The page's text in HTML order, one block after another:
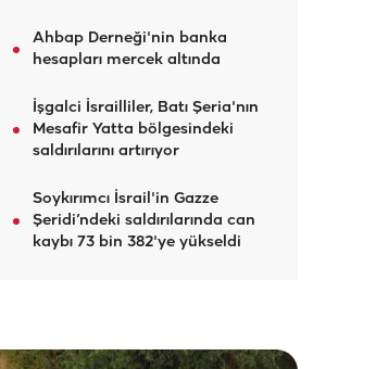
Ahbap Derneği'nin banka
hesapları mercek altında
İşgalci İsrailliler, Batı Şeria'nın
Mesafir Yatta bölgesindeki
saldırılarını artırıyor
Soykırımcı İsrail'in Gazze
Şeridi’ndeki saldırılarında can
kaybı 73 bin 382'ye yükseldi